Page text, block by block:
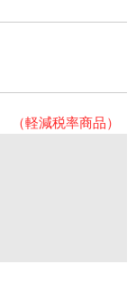
（軽減税率商品）